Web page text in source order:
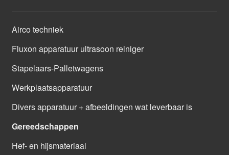
Airco techniek
Fluxon apparatuur ultrasoon reiniger
Stapelaars-Palletwagens
Werkplaatsapparatuur
Divers apparatuur + afbeeldingen wat leverbaar is
Gereedschappen
Hef- en hijsmateriaal